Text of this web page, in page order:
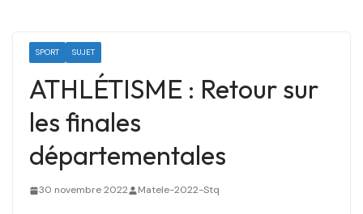
SPORT SUJET
ATHLÉTISME : Retour sur
les finales
départementales
30 novembre 2022 Matele-2022-Stq